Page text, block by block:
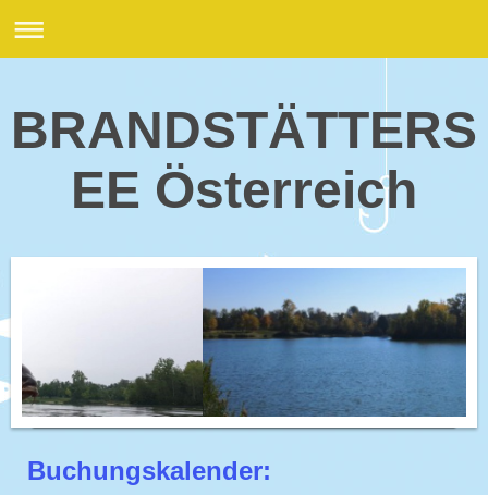
BRANDSTÄTTERS
EE Österreich
Buchungskalender: